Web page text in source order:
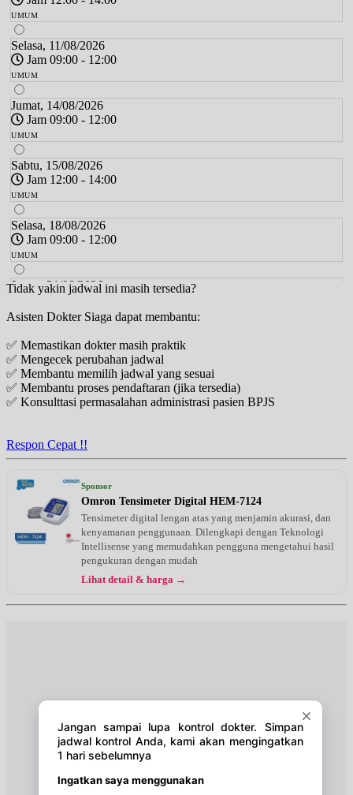
UMUM
Selasa, 11/08/2026
Jam 09:00 - 12:00
UMUM
Jumat, 14/08/2026
Jam 09:00 - 12:00
UMUM
Sabtu, 15/08/2026
Jam 12:00 - 14:00
UMUM
Selasa, 18/08/2026
Jam 09:00 - 12:00
UMUM
Jumat, 21/08/2026
Jam 09:00 - 12:00
UMUM
Sabtu, 22/08/2026
Jam 12:00 - 14:00
UMUM
Selasa, 25/08/2026
Jam 09:00 - 12:00
Sabtu, 29/08/2026
Jam 12:00 - 14:00
Selasa, 01/09/2026
Sabtu, 05/09/2026
Tidak yakin jadwal ini masih tersedia?
Asisten Dokter Siaga dapat membantu:
✅ Memastikan dokter masih praktik
✅ Mengecek perubahan jadwal
✅ Membantu memilih jadwal yang sesuai
✅ Membantu proses pendaftaran (jika tersedia)
✅ Konsulttasi permasalahan administrasi pasien BPJS
Respon Cepat !!
Sponsor
Omron Tensimeter Digital HEM-7124
Tensimeter digital lengan atas yang menjamin akurasi, dan
kenyamanan penggunaan. Dilengkapi dengan Teknologi
Intellisense yang memudahkan pengguna mengetahui hasil
pengukuran dengan mudah
Lihat detail & harga →